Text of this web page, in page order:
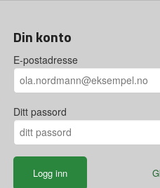
Din konto
E-postadresse
Ditt passord